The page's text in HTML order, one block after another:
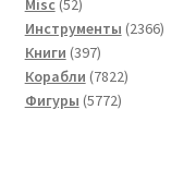
Misc 52
товара
Инструменты 23662366
Книги 397397
товаров
Корабли 78227822
Фигуры 57725772